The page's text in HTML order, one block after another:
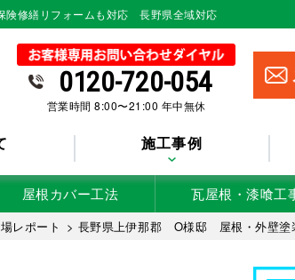
険修繕リフォームも対応 長野県全域対応
0120-720-054
営業時間 8:00〜21:00 年中無休
施工事例
屋根カバー工法 瓦屋根・漆喰工
レポート > 長野県上伊那郡 O様邸 屋根・外壁